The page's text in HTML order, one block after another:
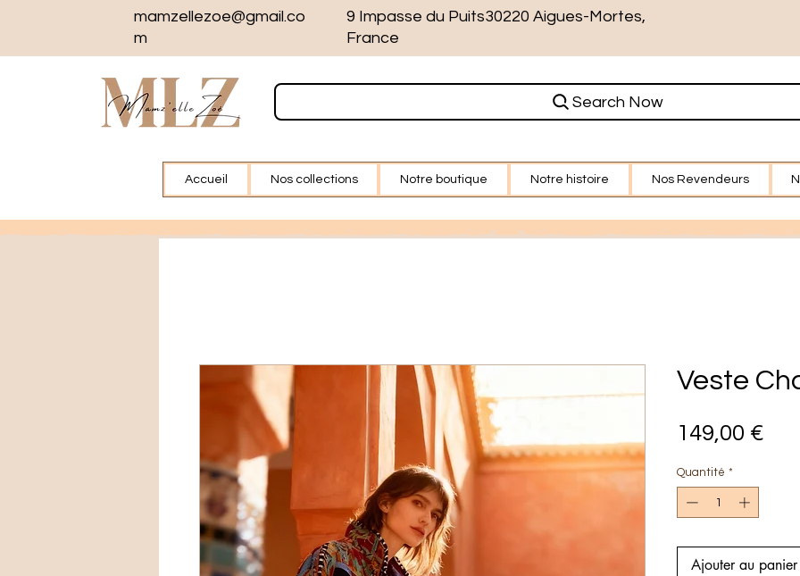
mamzellezoe@gmail.co
m
9 Impasse du Puits30220 Aigues-Mortes,
France
Search Now
Accueil Nos collections Notre boutique Notre histoire Nos Revendeurs
Veste
149,00 €
Quantité *
Ajouter au panier